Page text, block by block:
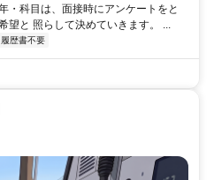
・科目は、面接時にアンケートをと
望と 照らして決めていきます。 ...
履歴書不要